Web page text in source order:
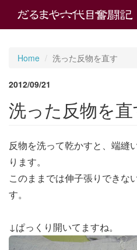
Home 洗った反物を直す
2012/09/21
洗った反物を直
反物を洗って乾かすと、端縫
ります。
このままでは伸子張りできな
す。
↓ぱっくり開いてますね。